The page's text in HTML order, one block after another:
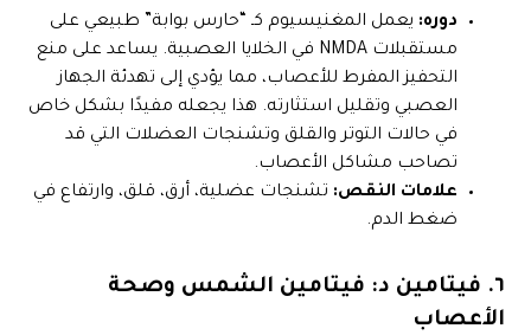
دوره: يعمل المغنيسيوم كـ “حارس بوابة” طبيعي على
مستقبلات NMDA في الخلايا العصبية. يساعد على منع
التحفيز المفرط للأعصاب، مما يؤدي إلى تهدئة الجهاز
العصبي وتقليل استثارته. هذا يجعله مفيدًا بشكل خاص
في حالات التوتر والقلق وتشنجات العضلات التي قد
تصاحب مشاكل الأعصاب.
علامات النقص: تشنجات عضلية، أرق، قلق، وارتفاع في
ضغط الدم.
٦. فيتامين د: فيتامين الشمس وصحة
الأعصاب